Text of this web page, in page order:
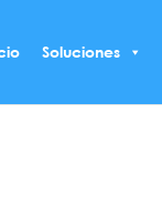
Soluciones